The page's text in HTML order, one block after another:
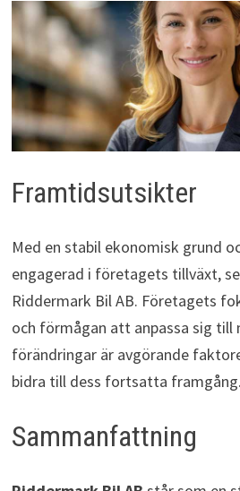
Framtidsutsikter
Med en stabil ekonomisk grund
engagerad i företagets tillväxt,
Riddermark Bil AB. Företagets
och förmågan att anpassa sig till
förändringar är avgörande
bidra till dess fortsatta framgång.
Sammanfattning